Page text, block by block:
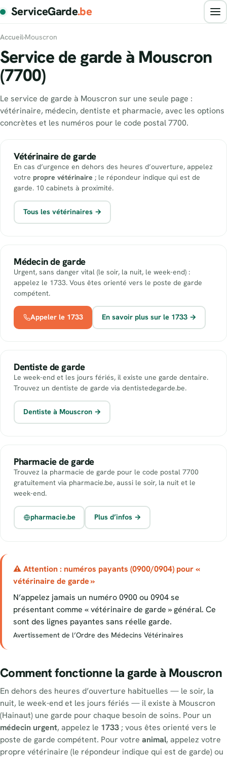
ServiceGarde.be
Accueil›Mouscron
Service de garde à Mouscron
(7700)
Le service de garde à Mouscron sur une seule page :
vétérinaire, médecin, dentiste et pharmacie, avec les options
concrètes et les numéros pour le code postal 7700.
Vétérinaire de garde
En cas d’urgence en dehors des heures d’ouverture, appelez
votre propre vétérinaire ; le répondeur indique qui est de
garde. 10 cabinets à proximité.
Tous les vétérinaires →
Médecin de garde
Urgent, sans danger vital (le soir, la nuit, le week-end) :
appelez le 1733. Vous êtes orienté vers le poste de garde
compétent.
Appeler le 1733 En savoir plus sur le 1733 →
Dentiste de garde
Le week-end et les jours fériés, il existe une garde dentaire.
Trouvez un dentiste de garde via dentistedegarde.be.
Dentiste à Mouscron →
Pharmacie de garde
Trouvez la pharmacie de garde pour le code postal 7700
gratuitement via pharmacie.be, aussi le soir, la nuit et le
week-end.
pharmacie.be Plus d’infos →
⚠ Attention : numéros payants (0900/0904) pour «
vétérinaire de garde »
N’appelez jamais un numéro 0900 ou 0904 se
présentant comme « vétérinaire de garde » général. Ce
sont des lignes payantes sans réelle garde.
Avertissement de l’Ordre des Médecins Vétérinaires
Comment fonctionne la garde à Mouscron
En dehors des heures d’ouverture habituelles — le soir, la
nuit, le week-end et les jours fériés — il existe à Mouscron
(Hainaut) une garde pour chaque besoin de soins. Pour un
médecin urgent, appelez le 1733; vous êtes orienté vers le
poste de garde compétent. Pour votre animal, appelez votre
propre vétérinaire (le répondeur indique qui est de garde) ou